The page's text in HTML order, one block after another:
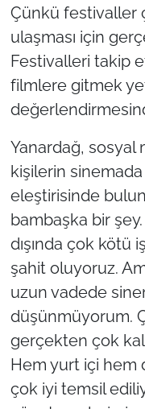
Çünkü festivaller
ulaşması için
Festivalleri takip
filmlere gitmek
Yanardağ,
kişilerin sinemada
eleştirisinde
bambaşka bir
dışında çok kötü
şahit oluyoruz.
uzun vadede
düşünmüyorum.
gerçekten çok
Hem yurt içi hem
çok iyi temsil